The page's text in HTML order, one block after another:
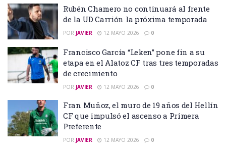
Rubén Chamero no continuará al frente
de la UD Carrión la próxima temporada
POR JAVIER 12 MAYO 2026 0
Francisco García “Leken” pone fin a su
etapa en el Alatoz CF tras tres temporadas
de crecimiento
POR JAVIER 12 MAYO 2026 0
Fran Muñoz, el muro de 19 años del Hellín
CF que impulsó el ascenso a Primera
Preferente
POR JAVIER 12 MAYO 2026 0